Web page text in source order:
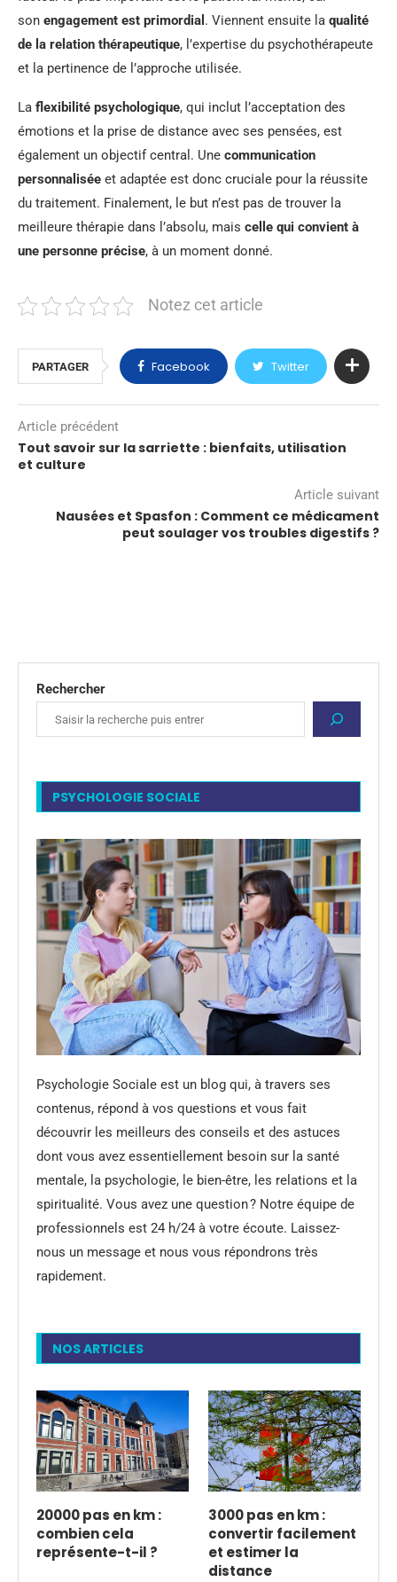
son engagement est primordial . Viennent ensuite la qualité
de la relation thérapeutique, l’expertise du psychothérapeute
et la pertinence de l’approche utilisée.
La flexibilité psychologique, qui inclut l’acceptation des
émotions et la prise de distance avec ses pensées, est
également un objectif central. Une communication
personnalisée et adaptée est donc cruciale pour la réussite
du traitement. Finalement, le but n’est pas de trouver la
meilleure thérapie dans l’absolu, mais celle qui convient à
une personne précise, à un moment donné.
Notez cet article
PARTAGER Facebook Twitter
Article précédent
Tout savoir sur la sarriette : bienfaits, utilisation
et culture
Article suivant
Nausées et Spasfon : Comment ce médicament
peut soulager vos troubles digestifs ?
Rechercher
PSYCHOLOGIE SOCIALE
Psychologie Sociale est un blog qui, à travers ses
contenus, répond à vos questions et vous fait
découvrir les meilleurs des conseils et des astuces
dont vous avez essentiellement besoin sur la santé
mentale, la psychologie, le bien-être, les relations et la
spiritualité. Vous avez une question ? Notre équipe de
professionnels est 24 h/24 à votre écoute. Laissez-
nous un message et nous vous répondrons très
rapidement.
NOS ARTICLES
20000 pas en km :
combien cela
représente-t-il ?
3000 pas en km :
convertir facilement
et estimer la
distance